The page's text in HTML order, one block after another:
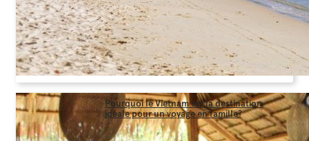
Pourquoi le Vietnam est la destination
idéale pour un voyage en famille?